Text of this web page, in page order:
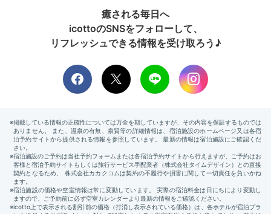
チェックアウト
「スイスグルメ」のスイーツ
朝食後は、ロビーフロアにある「スイスグルメ」でホテ
癒される毎日へ
icottoのSNSをフォローして、
リフレッシュできる情報を受け取ろう♪